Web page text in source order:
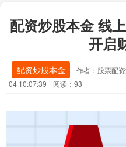
配资炒股本金 线
开启
配资炒股本金 作者：股票配
04 10:07:39
阅读：93